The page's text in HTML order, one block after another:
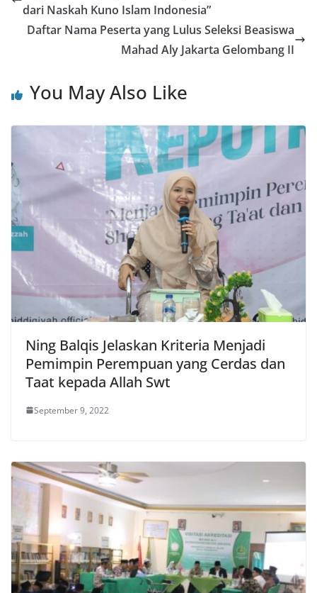
dari Naskah Kuno Islam Indonesia”
Daftar Nama Peserta yang Lulus Seleksi Beasiswa
Mahad Aly Jakarta Gelombang II
You May Also Like
Ning Balqis Jelaskan Kriteria Menjadi
Pemimpin Perempuan yang Cerdas dan
Taat kepada Allah Swt
September 9, 2022